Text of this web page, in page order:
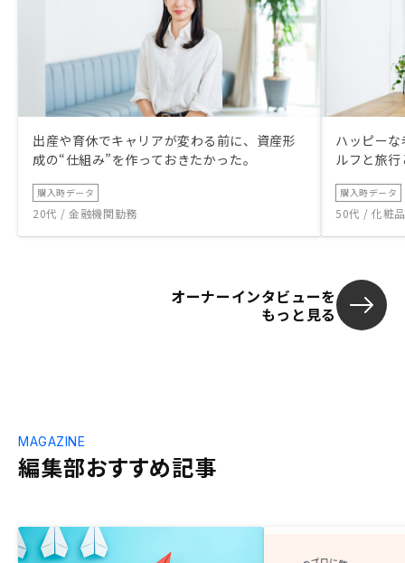
出産や育休でキャリアが変わる前に、資産形
成の“仕組み”を作っておきたかった。
購入時データ
20代 / 金融機関勤務
ハッピー
ルフと旅
購入時データ
50代 / 化粧
オーナーインタビューを
もっと見る
編集部おすすめ記事
MAGAZINE